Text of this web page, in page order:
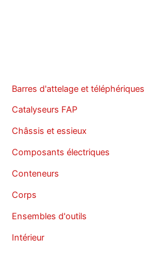
Barres d'attelage et téléphériques
Catalyseurs FAP
Châssis et essieux
Composants électriques
Conteneurs
Corps
Ensembles d'outils
Intérieur